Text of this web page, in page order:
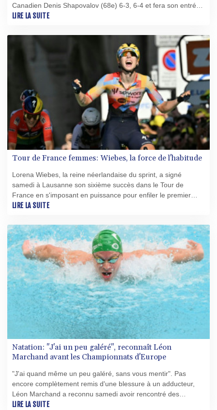
Canadien Denis Shapovalov (68e) 6-3, 6-4 et fera son entrée
dans le Top 100 mondial lundi au 81e rang.
LIRE LA SUITE
Tour de France femmes: Wiebes, la force de l'habitude
Lorena Wiebes, la reine néerlandaise du sprint, a signé
samedi à Lausanne son sixième succès dans le Tour de
France en s'imposant en puissance pour enfiler le premier
maillot jaune d'une édition 2026 inaugurée par un succès
LIRE LA SUITE
Natation: "J'ai un peu galéré", reconnaît Léon
Marchand avant les Championnats d'Europe
"J'ai quand même un peu galéré, sans vous mentir". Pas
encore complètement remis d'une blessure à un adducteur,
Léon Marchand a reconnu samedi avoir rencontré des
difficultés à l'entraînement en vue des Championnats d'Europe
LIRE LA SUITE